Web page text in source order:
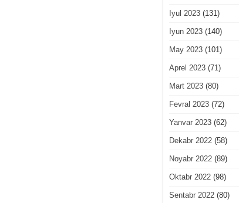
Iyul 2023(131)
Iyun 2023(140)
May 2023(101)
Aprel 2023(71)
Mart 2023(80)
Fevral 2023(72)
Yanvar 2023(62)
Dekabr 2022(58)
Noyabr 2022(89)
Oktabr 2022(98)
Sentabr 2022(80)